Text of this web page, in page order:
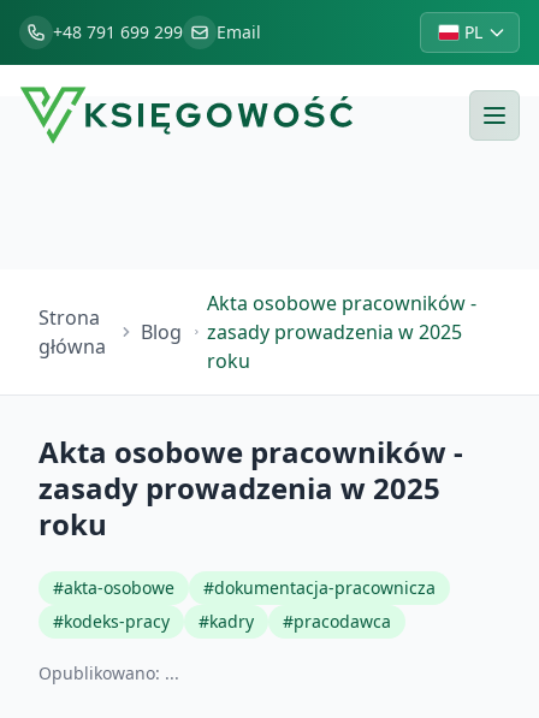
+48 791 699 299 Email PL
Strona
główna
Blog
Akta osobowe pracowników -
zasady prowadzenia w 2025
roku
Akta osobowe pracowników -
zasady prowadzenia w 2025
roku
#akta-osobowe #dokumentacja-pracownicza
#kodeks-pracy #kadry #pracodawca
Opublikowano: ...